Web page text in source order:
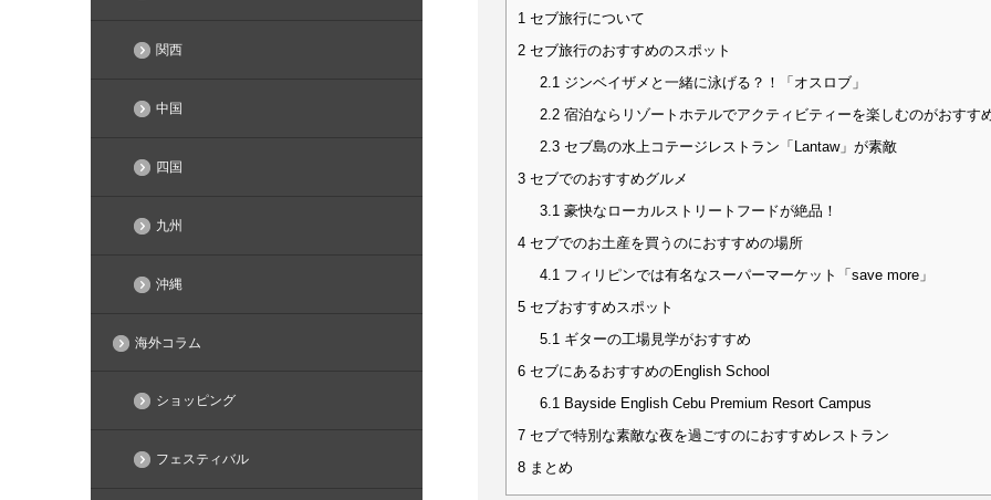
1 セブ旅行について
2 セブ旅行のおすすめのスポット
2.1ジンベイザメと一緒に泳げる？！「オスロブ」
2.2宿泊ならリゾートホテルでアクティビティーを楽しむのがおすす
2.3セブ島の水上コテージレストラン「Lantaw」が素敵
3 セブでのおすすめグルメ
3.1豪快なローカルストリートフードが絶品！
4 セブでのお土産を買うのにおすすめの場所
4.1フィリピンでは有名なスーパーマーケット「save more」
5 セブおすすめスポット
5.1ギターの工場見学がおすすめ
6 セブにあるおすすめのEnglish School
6.1Bayside English Cebu Premium Resort Campus
7 セブで特別な素敵な夜を過ごすのにおすすめレストラン
8 まとめ
関西
中国
四国
九州
沖縄
海外コラム
ショッピング
フェスティバル